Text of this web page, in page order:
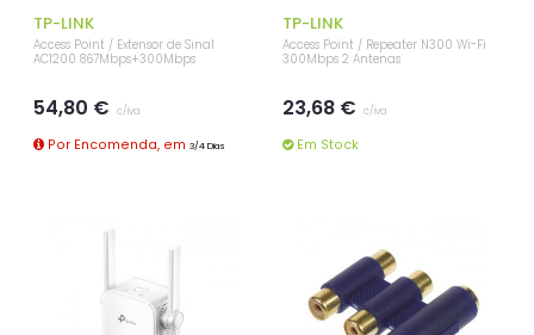
TP-LINK
Access Point / Extensor de Sinal
AC1200 867Mbps+300Mbps
54,80 € c/iva
Por Encomenda, em 3/4 Dias
TP-LINK
Access Point / Repeater N300 Wi-Fi
300Mbps 2 Antenas
23,68 € c/iva
Em Stock